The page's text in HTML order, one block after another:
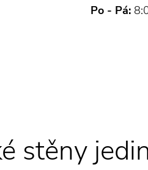
Po - Pá:
stěny